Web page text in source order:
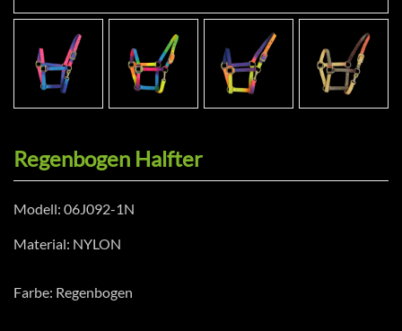
Regenbogen Halfter
Modell: 06J092-1N
Material: NYLON
Farbe: Regenbogen